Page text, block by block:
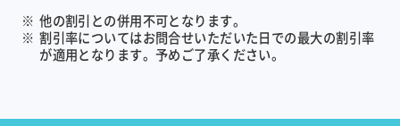
※ 他の割引との併用不可となります。
※ 割引率についてはお問合せいただいた日での最大の割引率
が適用となります。予めご了承ください。